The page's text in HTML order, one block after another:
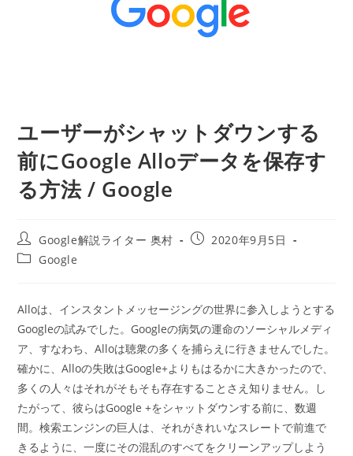
ユーザーがシャットダウンする
前にGoogle Alloデータを保存す
る方法 / Google
投
稿
者:
Google解説ライター 奥村
投
2020年9月5日
投
テ
ゴ
リ
ー:
Google
Alloは、インスタントメッセージングの世界に参入しようとする
Googleの試みでした。Googleの病気の運命のソーシャルメディ
ア、すなわち、Alloは聴衆の多くを捕らえに行きませんでした。
確かに、Alloの失敗はGoogle+よりもはるかに大きかったので、
多くの人々はそれがそもそも存在することさえ知りません。し
たがって、彼らはGoogle +をシャットダウンする前に、数週
間。検索エンジンの巨人は、それがきれいなスレートで前進で
きるように、一度にその混乱のすべてをクリーンアップしよう